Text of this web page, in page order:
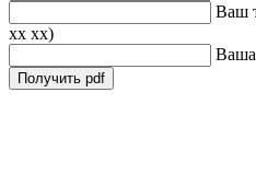
Ваш
хх хх)